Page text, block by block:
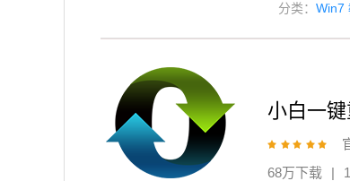
分类：Win7
小白一
68万下载
|